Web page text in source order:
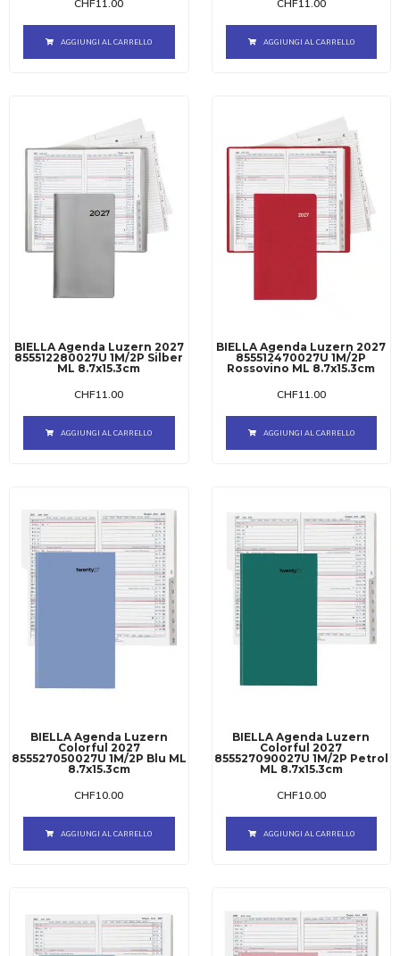
CHF11.00
AGGIUNGI AL CARRELLO
CHF11.00
AGGIUNGI AL CARRELLO
BIELLA Agenda Luzern 2027
855512280027U 1M/2P Silber
ML 8.7x15.3cm
CHF11.00
AGGIUNGI AL CARRELLO
BIELLA Agenda Luzern 2027
855512470027U 1M/2P
Rossovino ML 8.7x15.3cm
CHF11.00
AGGIUNGI AL CARRELLO
BIELLA Agenda Luzern
Colorful 2027
855527050027U 1M/2P Blu ML
8.7x15.3cm
CHF10.00
AGGIUNGI AL CARRELLO
BIELLA Agenda Luzern
Colorful 2027
855527090027U 1M/2P Petrol
ML 8.7x15.3cm
CHF10.00
AGGIUNGI AL CARRELLO